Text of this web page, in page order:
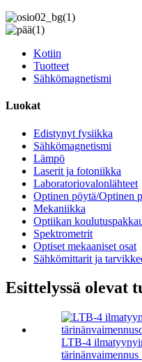
Kotiin
Tuotteet
Sähkömagnetismi
Luokat
Edistynyt fysiikka
Sähkömagnetismi
Lämpö
Laserit ja fotoniikka
Laboratoriovalonlähteet
Optinen pöytä/Optinen
Mekaniikka
Optiikan
Spektrometrit
Optiset mekaaniset osat
Sähkömittarit ja
Esittelyssä olevat
LTB-4
tärinänvaimennus